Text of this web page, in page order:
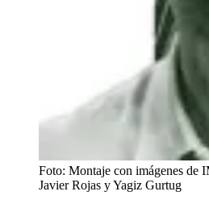
Foto: Montaje con imágenes de
Javier Rojas y Yagiz Gurtug